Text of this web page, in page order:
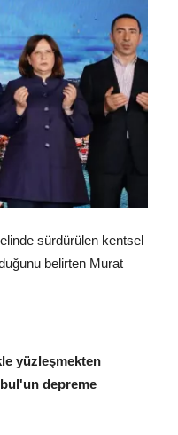
sürdürülen kentsel
belirten Murat
yüzleşmekten
depreme